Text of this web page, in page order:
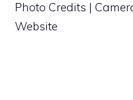
Photo Credits |
Website